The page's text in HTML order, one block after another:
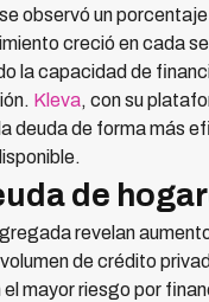
observó un
creció en cada
la capacidad de
Kleva, con su
deuda de forma más
de
revelan
de crédito
mayor riesgo por